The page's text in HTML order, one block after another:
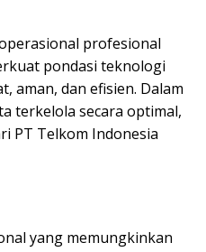
profesional
pondasi teknologi
aman, dan efisien. Dalam
terkelola secara optimal,
PT Telkom Indonesia
yang memungkinkan